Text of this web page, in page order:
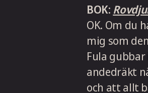
BOK:
OK. Om du
mig som
Fula
andedräkt
och att allt